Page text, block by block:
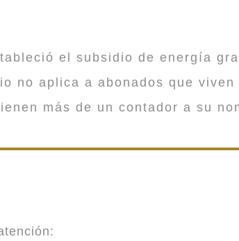
el subsidio de energía
no aplica a abonados que
más de un contador a su